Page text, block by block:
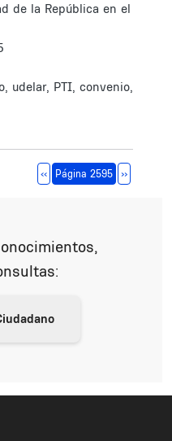
de la República en el
udelar, PTI, convenio,
Página anterior
‹‹ Página 2595 Siguiente
››